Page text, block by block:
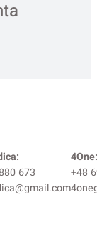
673
4One:
+48